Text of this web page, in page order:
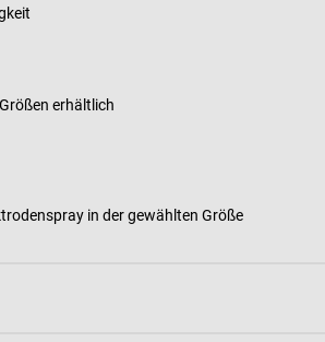
erhältlich
in der gewählten Größe